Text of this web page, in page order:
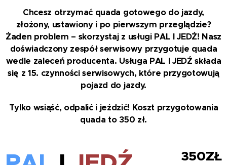
Chcesz otrzymać quada gotowego do jazdy,
złożony, ustawiony i po pierwszym przeglądzie?
Żaden problem – skorzystaj z usługi PAL I JEDŹ! Nasz
doświadczony zespół serwisowy przygotuje quada
wedle zaleceń producenta. Usługa PAL I JEDŹ składa
się z 15. czynności serwisowych, które przygotowują
pojazd do jazdy.
Tylko wsiąść, odpalić i jeździć! Koszt przygotowania
quada to 350 zł.
350ZŁ